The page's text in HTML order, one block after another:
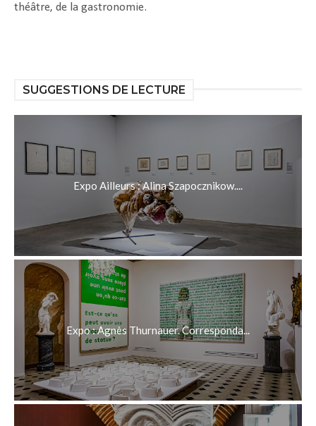
théâtre, de la gastronomie.
SUGGESTIONS DE LECTURE
Expo Ailleurs : Alina Szapocznikow....
Expo : Agnès Thurnauer. Corresponda...